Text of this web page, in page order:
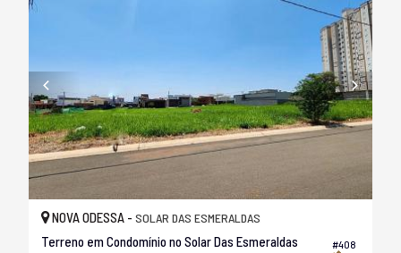
#408
NOVA ODESSA - SOLAR DAS ESMERALDAS
Terreno em Condomínio no Solar Das Esmeraldas